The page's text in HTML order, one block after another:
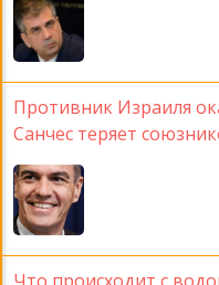
Противник Израиля
Санчес теряет
Что происходит с